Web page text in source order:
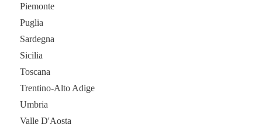
Piemonte
Puglia
Sardegna
Sicilia
Toscana
Trentino-Alto Adige
Umbria
Valle D'Aosta